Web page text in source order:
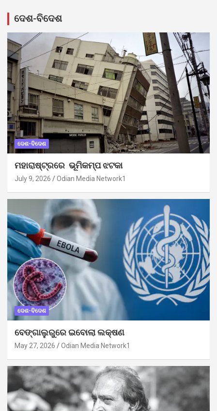
ଦେଶ-ବିଦେଶ
ଦେଶ-ବିଦେଶ
ମହାରାଷ୍ଟ୍ରରେ ଭୂମିକମ୍ପ ଝଟକା
July 9, 2026 Odian Media Network1
ଦେଶ-ବିଦେଶ
ବେଙ୍ଗାଲୁରୁରେ ଇବୋଲା ଲକ୍ଷଣ
May 27, 2026 Odian Media Network1